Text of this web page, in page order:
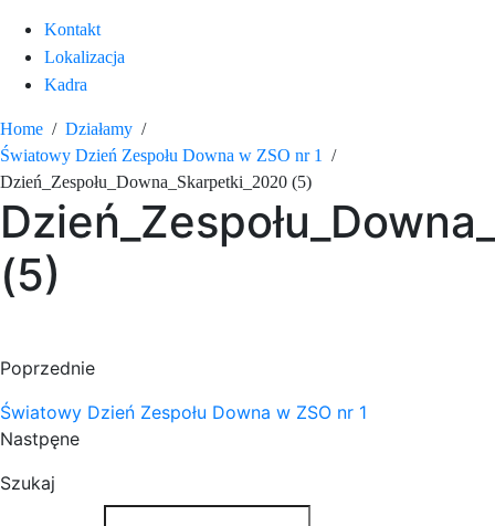
Kontakt
Lokalizacja
Kadra
Home
Działamy
Światowy Dzień Zespołu Downa w ZSO nr 1
Dzień_Zespołu_Downa_Skarpetki_2020 (5)
(5)
Poprzednie
Światowy Dzień Zespołu Downa w ZSO nr 1
Nastpęne
Szukaj